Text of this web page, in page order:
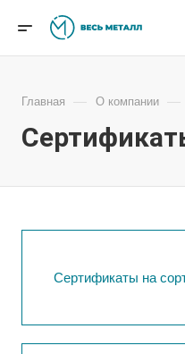
Главная — О компании —
Сертификаты на